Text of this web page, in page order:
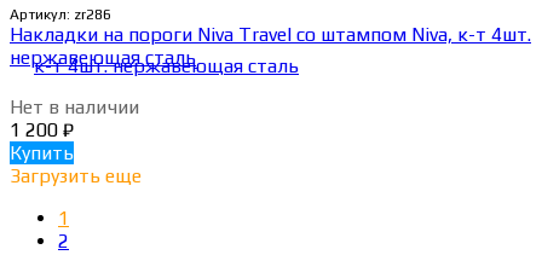
Артикул: zr286
Накладки на пороги Niva Travel со штампом Niva, к-т 4шт.
нержавеющая сталь
Нет в наличии
1 200 ₽
Купить
Загрузить еще
1
2